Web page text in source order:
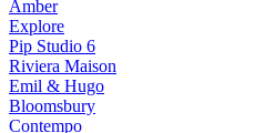
Amber
Explore
Pip Studio 6
Riviera Maison
Emil & Hugo
Bloomsbury
Contempo